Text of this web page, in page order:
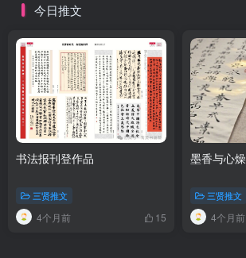
今日推文
书法报刊登作品
三贤推文
4个月前 15
墨香与心燥
三贤推文
4个月前